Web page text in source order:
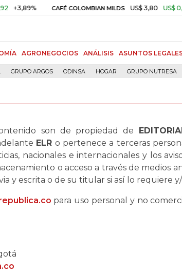
CAFÉ COLOMBIAN MILDS US$ 3,80 US$ 0,05
AGRONEGOCIOS ANÁLISIS ASUNTOS
GRUPO ARGOS ODINSA HOGAR GRUPO NUTRESA
son de propiedad de
ELR o pertenece a terceras
nacionales e internacionales y los
o acceso a través de medios
y escrita o de su titular si así lo requiere
para uso personal y no